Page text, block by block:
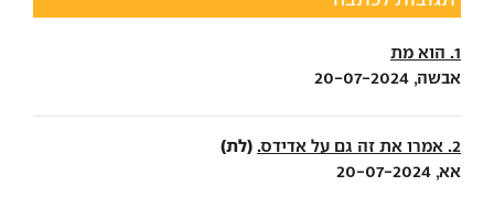
1. הוא מת
אבשה, 20-07-2024
2. אמרו את זה גם על אדידס. (לת)
אא, 20-07-2024